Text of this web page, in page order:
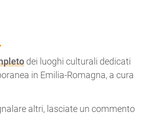
dei luoghi culturali dedicati
in Emilia-Romagna, a cura
altri, lasciate un commento